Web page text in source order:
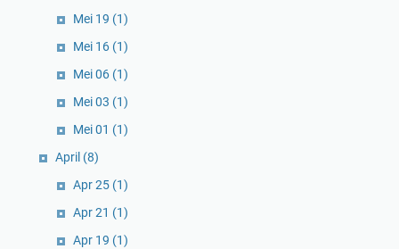
Mei 19 (1)
Mei 16 (1)
Mei 06 (1)
Mei 03 (1)
Mei 01 (1)
April (8)
Apr 25 (1)
Apr 21 (1)
Apr 19 (1)